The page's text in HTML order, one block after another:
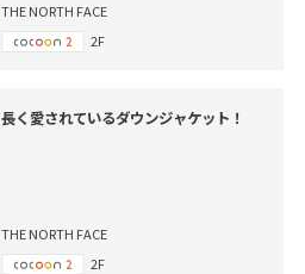
THE NORTH FACE
2F
長く愛されているダウンジャケット！
THE NORTH FACE
2F